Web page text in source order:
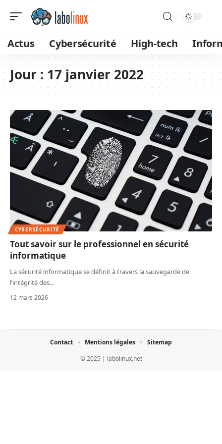
Actus Cybersécurité High-tech
Jour : 17 janvier 2022
CYBERSÉCURITÉ
Tout savoir sur le professionnel en sécurité
informatique
La sécurité informatique se définit à travers la sauvegarde de
l’intégrité des…
12 mars 2026
© 2025 | labolinux.net
Contact Mentions légales Sitemap